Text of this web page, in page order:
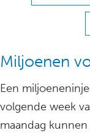
Miljoenen
Een
volgende week
maandag